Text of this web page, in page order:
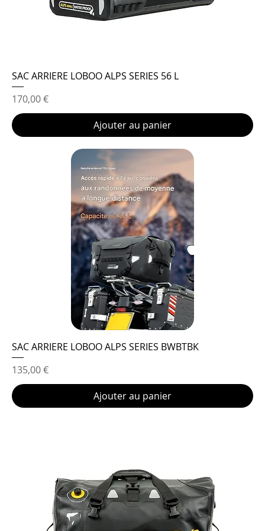
SAC ARRIERE LOBOO ALPS SERIES 56 L
Prix
170,00 €
Ajouter au panier
SAC ARRIERE LOBOO ALPS SERIES BWBTBK
Prix
135,00 €
Ajouter au panier